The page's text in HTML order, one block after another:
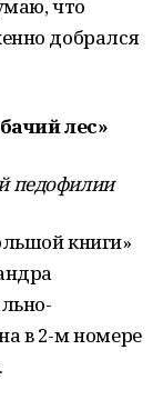
что
добрался
лес»
педофилии
книги»
в 2-м номере